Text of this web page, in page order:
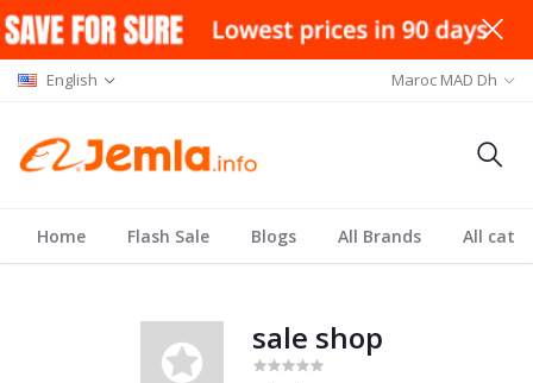
English Maroc MAD Dh
Home Flash Sale Blogs All Brands All
sale shop